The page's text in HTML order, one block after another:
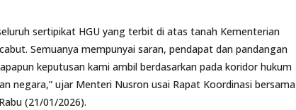
sertipikat HGU yang terbit di atas tanah Kementerian
Semuanya mempunyai saran, pendapat dan pandangan
keputusan kami ambil berdasarkan pada koridor hukum
negara,” ujar Menteri Nusron usai Rapat Koordinasi bersama
(21/01/2026).